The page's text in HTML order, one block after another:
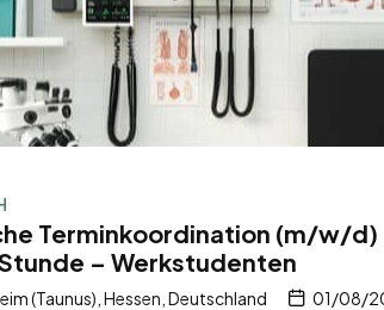
Terminkoordination (m/w/d)
– Werkstudenten
(Taunus), Hessen, Deutschland 01/08/